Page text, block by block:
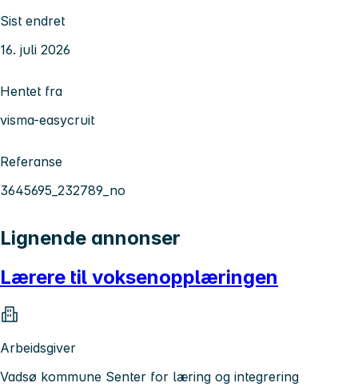
Sist endret
16. juli 2026
Hentet fra
visma-easycruit
Referanse
3645695_232789_no
Lignende annonser
Lærere til voksenopplæringen
Arbeidsgiver
Vadsø kommune Senter for læring og integrering